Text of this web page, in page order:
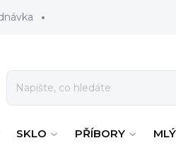
SKLO PŘÍBORY